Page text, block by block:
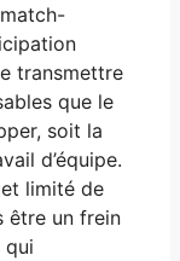
transmettre
que le
soit la
d’équipe.
limité de
être un frein
qui